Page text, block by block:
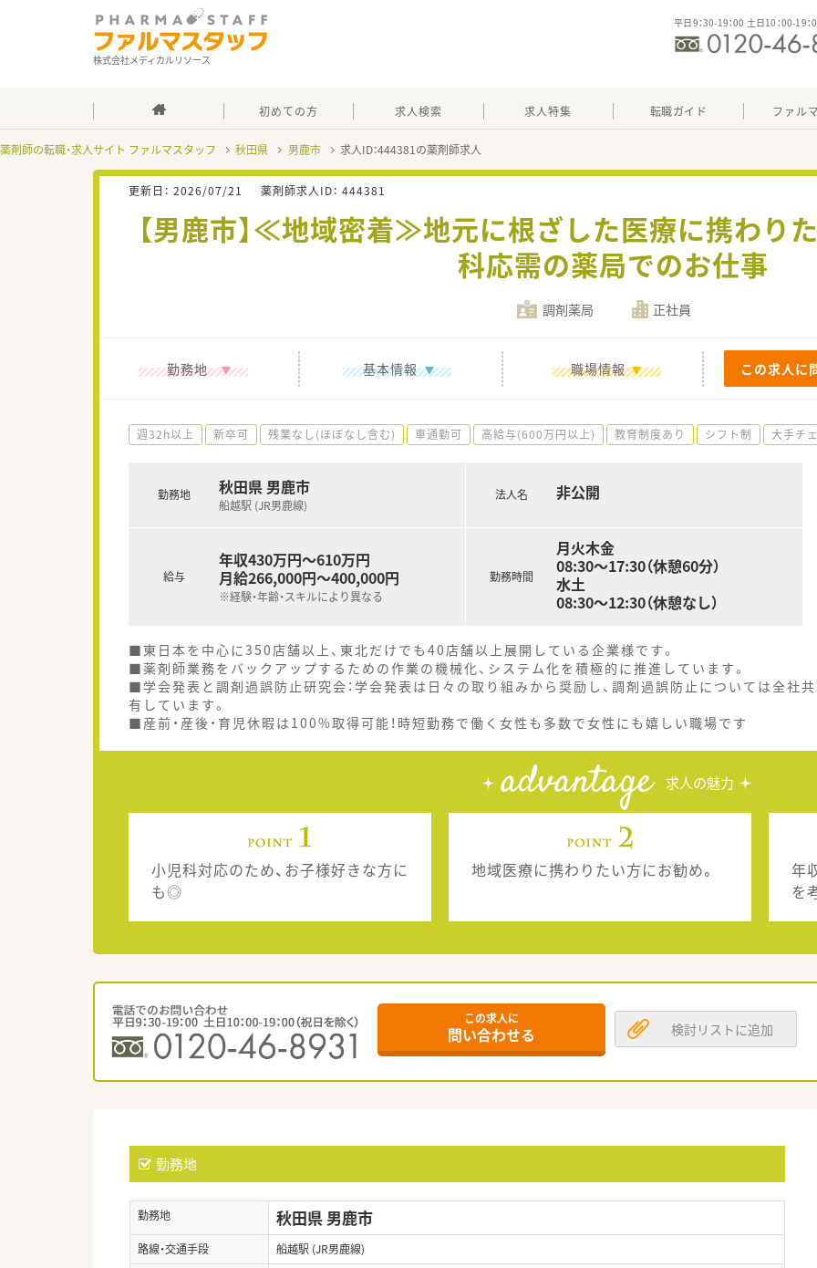
株式会社メディカルリソース
平日9：30-19：00 土日10：00-19：
初めての方 求人検索 求人特集 転職ガイド ファル
薬剤師の転職・求人サイト ファルマスタッフ 秋田県 男鹿市 求人ID：444381の薬剤師求人
更新日： 2026/07/21 薬剤師求人ID： 444381
【男鹿市】≪地域密着≫地元に根ざした医療に携わり
科応需の薬局でのお仕事
調剤薬局 正社員
勤務地 基本情報 職場情報 この求人に
週32h以上 新卒可 残業なし(ほぼなし含む) 車通勤可 高給与(600万円以上) 教育制度あり シフト制 大手チ
勤務地 秋田県 男鹿市
船越駅 (JR男鹿線)
給与
年収430万円～610万円
月給266,000円～400,000円
※経験・年齢・スキルにより異なる
法人名 非公開
勤務時間
月火木金
08:30～17:30（休憩60分）
水土
08:30～12:30（休憩なし）
■東日本を中心に350店舗以上、東北だけでも40店舗以上展開している企業様です。
■薬剤師業務をバックアップするための作業の機械化、システム化を積極的に推進しています。
■学会発表と調剤過誤防止研究会：学会発表は日々の取り組みから奨励し、調剤過誤防止については全社共
有しています。
■産前・産後・育児休暇は100%取得可能！時短勤務で働く女性も多数で女性にも嬉しい職場です
advantage 求人の魅力
小児科対応のため、お子様好きな方に
も◎
地域医療に携わりたい方にお勧め。
年
を
この求人に
問い合わせる 検討リストに追加
勤務地
勤務地 秋田県 男鹿市
路線・交通手段
船越駅 (JR男鹿線)